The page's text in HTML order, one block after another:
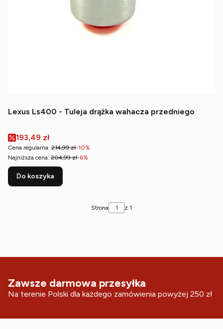
Lexus Ls400 - Tuleja drążka wahacza przedniego
Cena promocyjna
193,49 zł
Cena regularna: 214,99 zł-10%
Najniższa cena: 204,99 zł-6%
Do koszyka
Strona z 1
Zawsze darmowa przesyłka
Na terenie Polski dla każdego zamówienia powyżej 250 zł